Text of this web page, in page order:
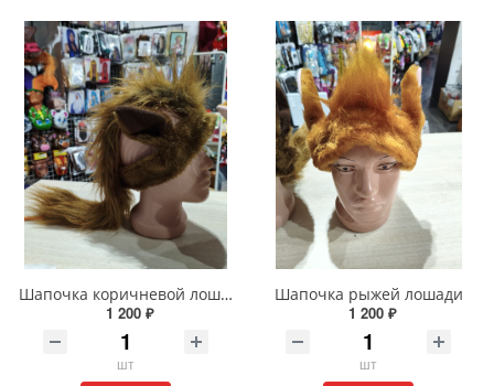
Шапочка коричневой лошади
1 200 ₽
шт
Шапочка рыжей лошади
1 200 ₽
шт